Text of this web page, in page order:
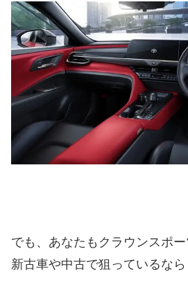
でも、あなたもクラウンスポー
新古車や中古で狙っているなら